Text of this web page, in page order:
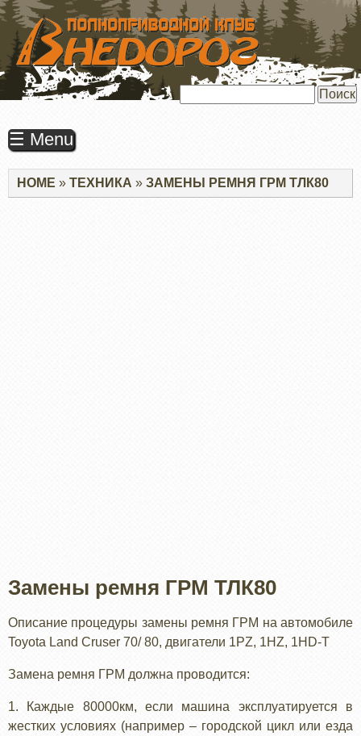
ПЕРЕЙТИ
ОСНОВНОМУ
СОДЕРЖАНИЮ
☰ Menu
Строка
навигации
HOME ТЕХНИКА ЗАМЕНЫ РЕМНЯ ГРМ ТЛК80
Замены ремня ГРМ ТЛК80
Описание процедуры замены ремня ГРМ на автомобиле
Toyota Land Cruser 70/ 80, двигатели 1PZ, 1HZ, 1HD-T
Замена ремня ГРМ должна проводится:
1. Каждые 80000км, если машина эксплуатируется в
жестких условиях (например – городской цикл или езда